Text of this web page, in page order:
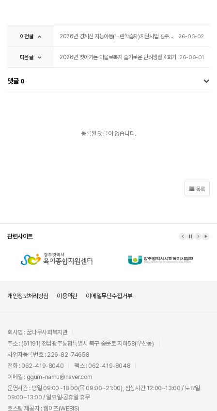
이전글 2026년 경계선 지능아동(느린학습자)지원사업 광주네트워크 체육대회 26-06-02
다음글 2026년 찾아가는 마을로복지 슬기로운 반려생활 4회기 26-06-01
댓글 0
등록된 댓글이 없습니다.
목록
관련사이트 이전 배너
배너 정지
다음 배
배
개인정보처리방침 이용약관 이메일무단수집거부
회사명 : 꿈나무사회복지관
주소 : (61191) 전남광주통합특별시 북구 중문로 지하58(우산동)
사업자등록번호 : 226-82-74658
전화 : 062-419-8040
팩스 : 062-419-8048
이메일 : ggum-namu@naver.com
운영시간 : 평일 09:00~18:00(목 09:00~21:00), 점심시간 12:00~13:00 / 토요일
09:00~13:00 / 일요일·공휴일 휴무
호스팅 제공자 :웹이즈(WEBIS)